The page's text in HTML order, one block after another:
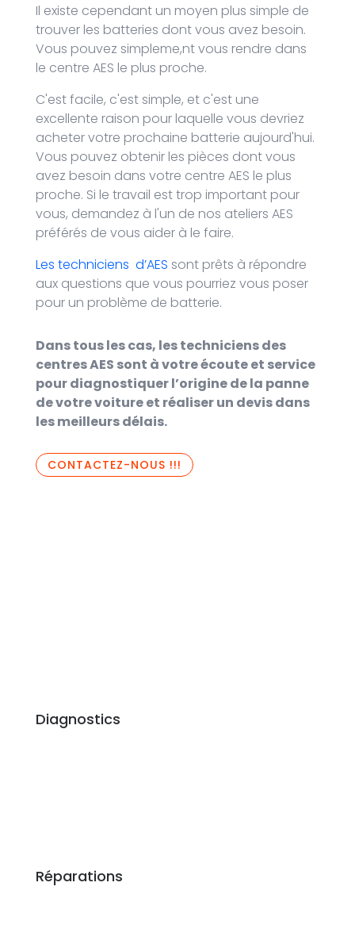
Il existe cependant un moyen plus simple de
trouver les batteries dont vous avez besoin.
Vous pouvez simpleme,nt vous rendre dans
le centre AES le plus proche.
C'est facile, c'est simple, et c'est une
excellente raison pour laquelle vous devriez
acheter votre prochaine batterie aujourd'hui.
Vous pouvez obtenir les pièces dont vous
avez besoin dans votre centre AES le plus
proche. Si le travail est trop important pour
vous, demandez à l'un de nos ateliers AES
préférés de vous aider à le faire.
Les techniciens d’AES sont prêts à répondre
aux questions que vous pourriez vous poser
pour un problème de batterie.
Dans tous les cas, les techniciens des
centres AES sont à votre écoute et service
pour diagnostiquer l’origine de la panne
de votre voiture et réaliser un devis dans
les meilleurs délais.
CONTACTEZ-NOUS !!!
Diagnostics
Réparations